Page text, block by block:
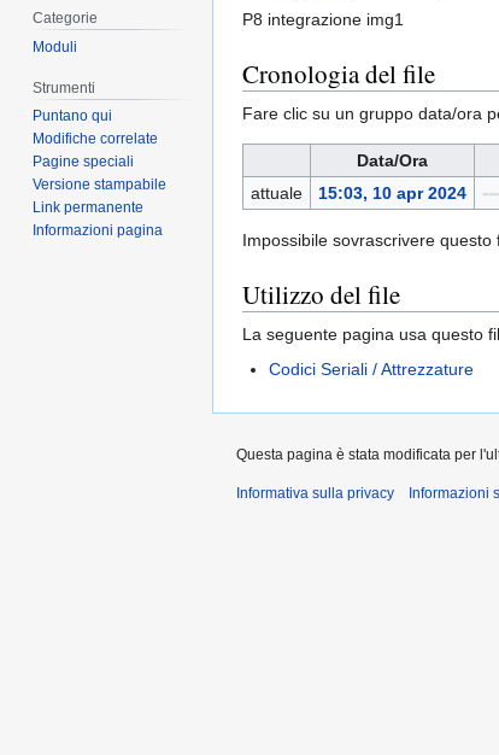
P8 integrazione img1
Cronologia del file
Fare clic su un gruppo data/ora
Data/Ora
attuale
15:03, 10 apr 2024
Impossibile sovrascrivere questo
Utilizzo del file
La seguente pagina usa questo
Codici Seriali / Attrezzature
Categorie
Moduli
Strumenti
Puntano qui
Modifiche correlate
Pagine speciali
Versione stampabile
Link permanente
Informazioni pagina
Questa pagina è stata modificata per
Informativa sulla privacy Informazioni